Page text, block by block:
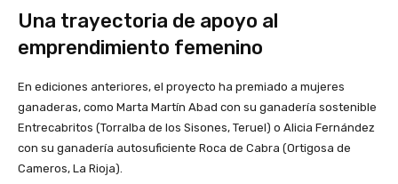
Una trayectoria de apoyo al
emprendimiento femenino
En ediciones anteriores, el proyecto ha premiado a mujeres
ganaderas, como Marta Martín Abad con su ganadería sostenible
Entrecabritos (Torralba de los Sisones, Teruel) o Alicia Fernández
con su ganadería autosuficiente Roca de Cabra (Ortigosa de
Cameros, La Rioja).